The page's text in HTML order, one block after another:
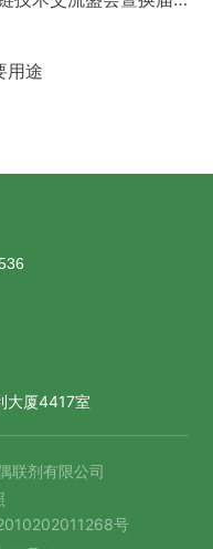
用途
大厦4417室
联剂有限公司
号